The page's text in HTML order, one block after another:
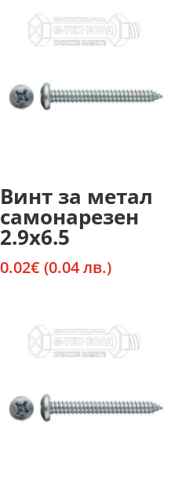
Винт за метал
самонарезен
2.9х6.5
0.02€ (0.04 лв.)